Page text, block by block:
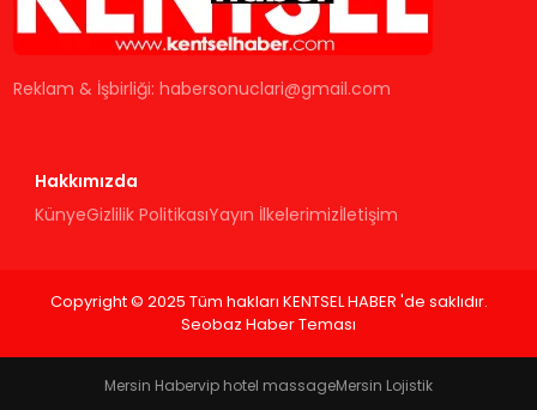
Reklam & İşbirliği:habersonuclari@gmail.com
Hakkımızda
KünyeGizlilik PolitikasıYayın İlkelerimizİletişim
Copyright © 2025 Tüm hakları KENTSEL HABER 'de saklıdır.
Seobaz Haber Teması
Mersin Habervip hotel massageMersin Lojistik